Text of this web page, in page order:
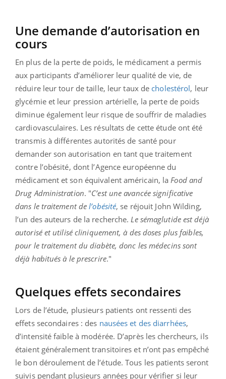
Une demande d’autorisation en
cours
En plus de la perte de poids, le médicament a permis
aux participants d’améliorer leur qualité de vie, de
réduire leur tour de taille, leur taux de cholestérol, leur
glycémie et leur pression artérielle, la perte de poids
diminue également leur risque de souffrir de maladies
cardiovasculaires. Les résultats de cette étude ont été
transmis à différentes autorités de santé pour
demander son autorisation en tant que traitement
contre l’obésité, dont l’Agence européenne du
médicament et son équivalent américain, laFood and
Drug Administration. "C’est une avancée significative
dans le traitement del’obésité, se réjouit John Wilding,
l’un des auteurs de la recherche.Le sémaglutide est déjà
autorisé et utilisé cliniquement, à des doses plus faibles,
pour le traitement du diabète, donc les médecins sont
déjà habitués à le prescrire."
Quelques effets secondaires
Lors de l’étude, plusieurs patients ont ressenti des
effets secondaires : des nausées et des diarrhées,
d’intensité faible à modérée. D’après les chercheurs, ils
étaient généralement transitoires et n’ont pas empêché
le bon déroulement de l’étude. Tous les patients seront
suivis pendant plusieurs années pour vérifier si leur